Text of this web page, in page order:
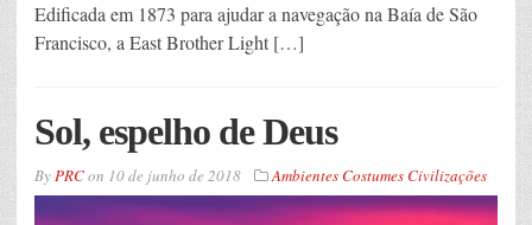
Edificada em 1873 para ajudar a navegação na Baía de São
Francisco, a East Brother Light […]
Sol, espelho de Deus
ByPRCon 10 de junho de 2018 Ambientes Costumes Civilizações